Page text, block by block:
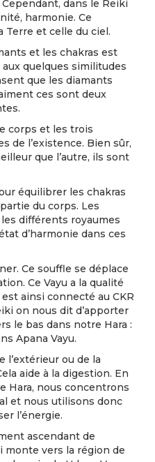
dans le Reiki
harmonie. Ce
Terre et celle du ciel.
et les chakras est
quelques similitudes
que les diamants
ces sont deux
corps et les trois
de l’existence. Bien sûr,
que l’autre, ils sont
équilibrer les chakras
du corps. Les
différents royaumes
d’harmonie dans ces
Ce souffle se déplace
Ce Vayu a la qualité
ainsi connecté au CKR
on nous dit d’apporter
le bas dans notre Hara :
Apana Vayu.
l’extérieur ou de la
aide à la digestion. En
Hara, nous concentrons
et nous utilisons donc
l’énergie.
ascendant de
monte vers la région de